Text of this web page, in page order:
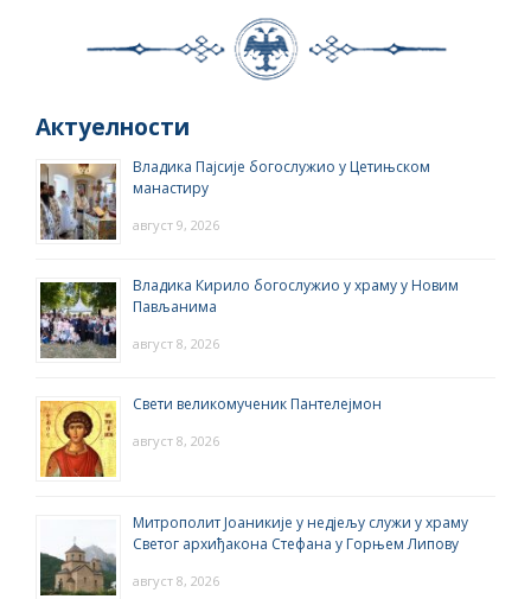
Актуелности
Владика Пајсије богослужио у Цетињском
манастиру
август 9, 2026
Владика Кирило богослужио у храму у Новим
Пављанима
август 8, 2026
Свети великомученик Пантелејмон
август 8, 2026
Митрополит Јоаникије у недјељу служи у храму
Светог архиђакона Стефана у Горњем Липову
август 8, 2026